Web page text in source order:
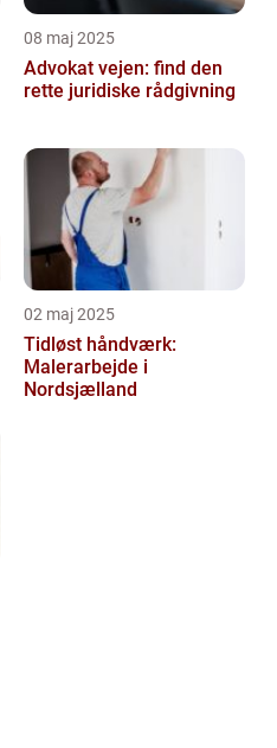
08 maj 2025
Advokat vejen: find den
rette juridiske rådgivning
02 maj 2025
Tidløst håndværk:
Malerarbejde i
Nordsjælland